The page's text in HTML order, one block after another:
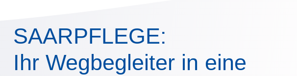
SAARPFLEGE:
Ihr Wegbegleiter in eine